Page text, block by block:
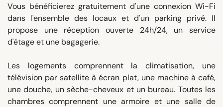
Vous bénéficierez gratuitement d'une connexion Wi-Fi
dans l'ensemble des locaux et d'un parking privé. Il
propose une réception ouverte 24h/24, un service
d'étage et une bagagerie.
Les logements comprennent la climatisation, une
télévision par satellite à écran plat, une machine à café,
une douche, un sèche-cheveux et un bureau. Toutes les
chambres comprennent une armoire et une salle de